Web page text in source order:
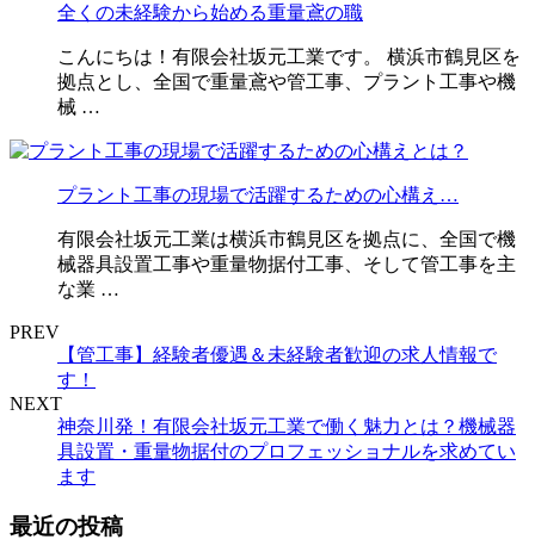
全くの未経験から始める重量鳶の職
こんにちは！有限会社坂元工業です。 横浜市鶴見区を
拠点とし、全国で重量鳶や管工事、プラント工事や機
械 …
プラント工事の現場で活躍するための心構え…
有限会社坂元工業は横浜市鶴見区を拠点に、全国で機
械器具設置工事や重量物据付工事、そして管工事を主
な業 …
PREV
【管工事】経験者優遇＆未経験者歓迎の求人情報で
す！
NEXT
神奈川発！有限会社坂元工業で働く魅力とは？機械器
具設置・重量物据付のプロフェッショナルを求めてい
ます
最近の投稿